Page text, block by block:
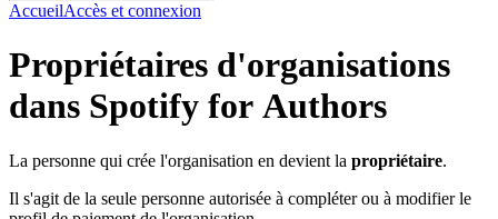
AccueilAccès et connexion
Propriétaires d'organisations
dans Spotify for Authors
La personne qui crée l'organisation en devient la propriétaire.
Il s'agit de la seule personne autorisée à compléter ou à modifier le